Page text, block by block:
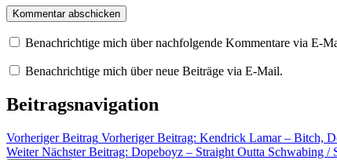
Benachrichtige mich über nachfolgende Kommentare via E-
Benachrichtige mich über neue Beiträge via E-Mail.
Beitragsnavigation
Vorheriger Beitrag Vorheriger Beitrag: Kendrick Lamar – Bitch,
Weiter Nächster Beitrag: Dopeboyz – Straight Outta Schwabing /